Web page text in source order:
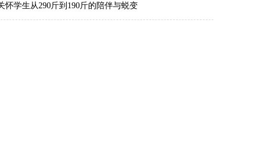
怀学生从290斤到190斤的陪伴与蜕变